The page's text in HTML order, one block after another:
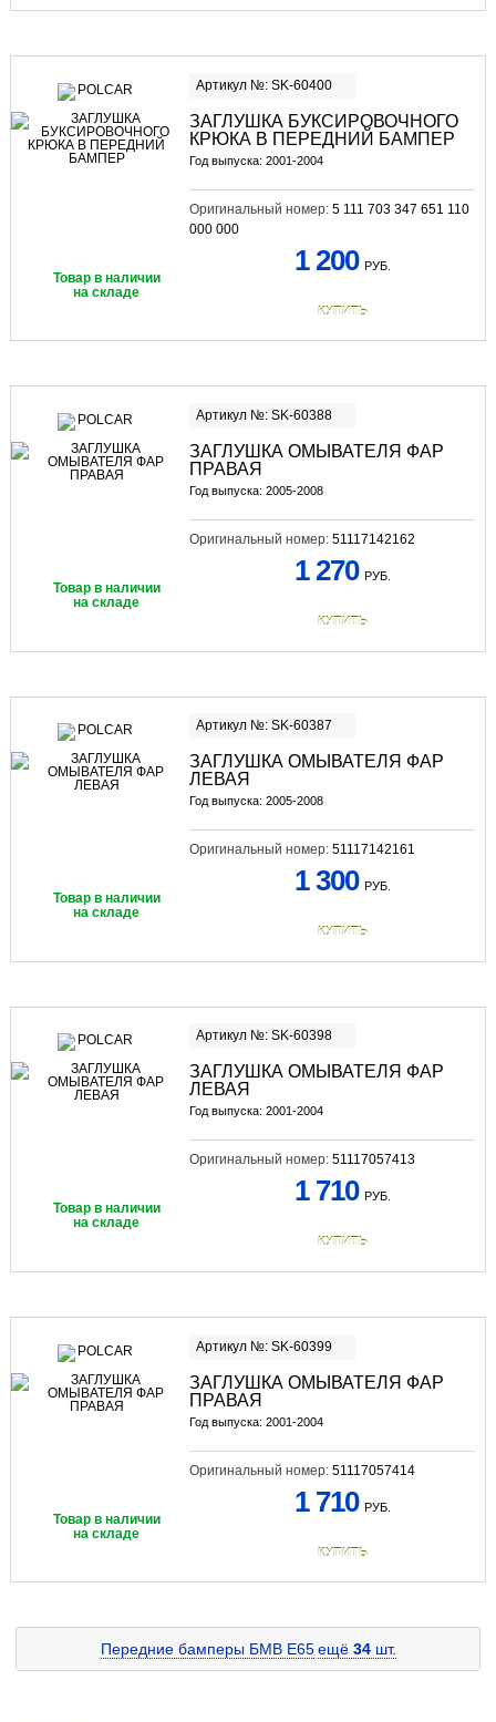
Артикул №: SK-60400
ЗАГЛУШКА БУКСИРОВОЧНОГО
КРЮКА В ПЕРЕДНИЙ БАМПЕР
Год выпуска: 2001-2004
Оригинальный номер: 5 111 703 347 651 110
000 000
Товар в наличии
на складе
1 200 РУБ.
КУПИТЬ
Артикул №: SK-60388
ЗАГЛУШКА ОМЫВАТЕЛЯ ФАР
ПРАВАЯ
Год выпуска: 2005-2008
Оригинальный номер: 51117142162
Товар в наличии
на складе
1 270 РУБ.
КУПИТЬ
Артикул №: SK-60387
ЗАГЛУШКА ОМЫВАТЕЛЯ ФАР
ЛЕВАЯ
Год выпуска: 2005-2008
Оригинальный номер: 51117142161
Товар в наличии
на складе
1 300 РУБ.
КУПИТЬ
Артикул №: SK-60398
ЗАГЛУШКА ОМЫВАТЕЛЯ ФАР
ЛЕВАЯ
Год выпуска: 2001-2004
Оригинальный номер: 51117057413
Товар в наличии
на складе
1 710 РУБ.
КУПИТЬ
Артикул №: SK-60399
ЗАГЛУШКА ОМЫВАТЕЛЯ ФАР
ПРАВАЯ
Год выпуска: 2001-2004
Оригинальный номер: 51117057414
Товар в наличии
на складе
1 710 РУБ.
КУПИТЬ
Передние бамперы БМВ E65 ещё 34шт.